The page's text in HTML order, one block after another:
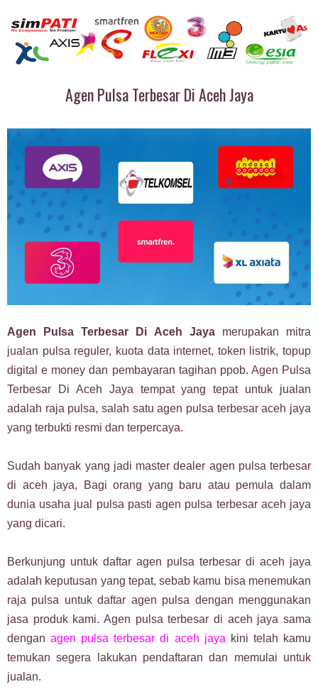
Agen Pulsa Terbesar Di Aceh Jaya
Agen Pulsa Terbesar Di Aceh Jayamerupakan mitra
jualan pulsa reguler, kuota data internet, token listrik, topup
digital e money dan pembayaran tagihan ppob. Agen Pulsa
Terbesar Di Aceh Jaya tempat yang tepat untuk jualan
adalah raja pulsa, salah satu agen pulsa terbesar aceh jaya
yang terbukti resmi dan terpercaya.
Sudah banyak yang jadi master dealer agen pulsa terbesar
di aceh jaya, Bagi orang yang baru atau pemula dalam
dunia usaha jual pulsa pasti agen pulsa terbesar aceh jaya
yang dicari.
Berkunjung untuk daftar agen pulsa terbesar di aceh jaya
adalah keputusan yang tepat, sebab kamu bisa menemukan
raja pulsa untuk daftar agen pulsa dengan menggunakan
jasa produk kami. Agen pulsa terbesar di aceh jaya sama
denganagen pulsa terbesar di aceh jaya kini telah kamu
temukan segera lakukan pendaftaran dan memulai untuk
jualan.